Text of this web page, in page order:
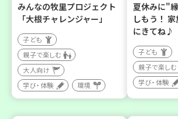
みんなの牧里プロジェクト
「大根チャレンジャー」
子ども
親子で楽しむ
大人向け
学び・体験
環境
夏休みに"
しもう！
にきてね♪
子ども
親子で楽しむ
学び・体験